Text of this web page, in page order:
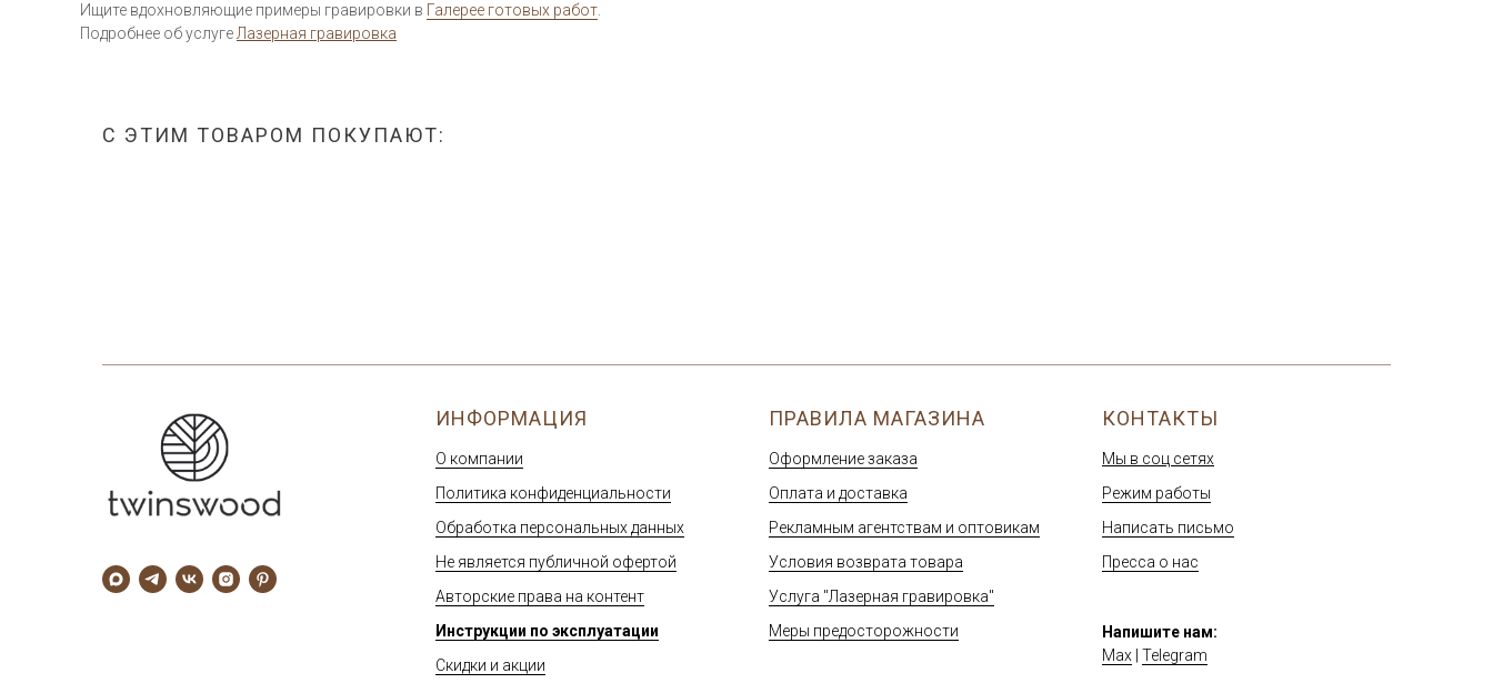
Ищите вдохновляющие примеры гравировки в Галерее готовых работ.
Подробнее об услугеЛазерная гравировка
С ЭТИМ ТОВАРОМ ПОКУПАЮТ:
ИНФОРМАЦИЯ
О компании
Политика конфиденциальности
Обработка персональных данных
Не является публичной офертой
Авторские права на контент
Инструкции по эксплуатации
Скидки и акции
ПРАВИЛА МАГАЗИНА
Оформление заказа
Оплата и доставка
Рекламным агентствам и оптовикам
Условия возврата товара
Услуга "Лазерная гравировка"
Меры предосторожности
КОНТАКТЫ
Мы в соц сетях
Режим работы
Написать письмо
Пресса о нас
Напишите нам:
Max Telegram